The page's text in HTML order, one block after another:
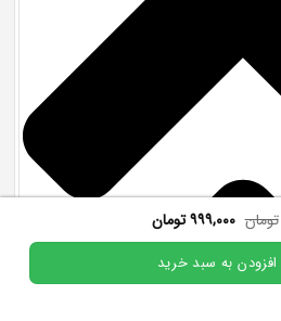
تومان ۹۹۹,۰۰۰تومان
افزودن به سبد خرید